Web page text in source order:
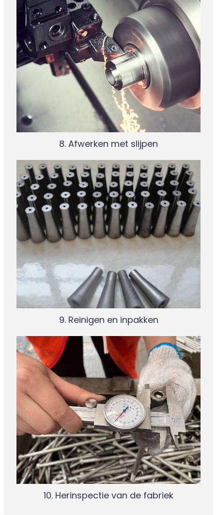
8. Afwerken met slijpen
9. Reinigen en inpakken
10. Herinspectie van de fabriek